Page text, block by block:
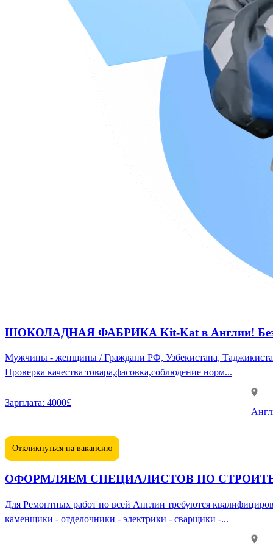
ШОКОЛАДНАЯ ФАБРИКА Kit-Kat в Англии! Без
Мужчины - женщины / Граждани РФ, Узбекистана, Таджикистана, Кыргызстана От 20 до 60 лет 💯 Жилье , Питание , Перелет - от работодателя
Проверка качества товара,фасовка,соблюдение норм...
Зарплата: 4000£
Откликнуться на вакансию
ОФОРМЛЯЕМ СПЕЦИАЛИСТОВ ПО
Для Ремонтных работ по всей Англии требуются квалифицированные работники в сфере
каменщики - отделочники - электрики - сварщики -...